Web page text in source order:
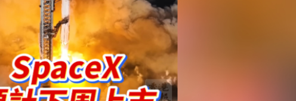
綠湖，在湖光山色間大飽「口福+眼福」
進河源